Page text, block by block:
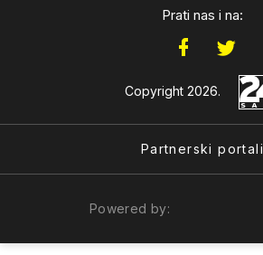
Prati nas i na:
Copyright 2026.
Partnerski portali
Powered by: